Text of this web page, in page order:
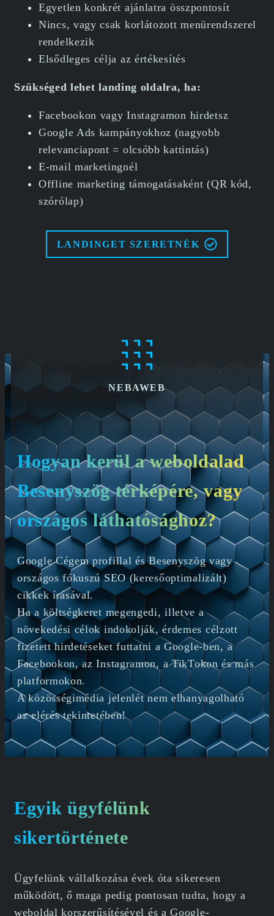
Egyetlen konkrét ajánlatra összpontosít
Nincs, vagy csak korlátozott menürendszerel
rendelkezik
Elsődleges célja az értékesítés
Szükséged lehet landing oldalra, ha:
Facebookon vagy Instagramon hirdetsz
Google Ads kampányokhoz (nagyobb
relevanciapont = olcsóbb kattintás)
E-mail marketingnél
Offline marketing támogatásaként (QR kód,
szórólap)
LANDINGET SZERETNÉK
NEBAWEB
Hogyan kerül a weboldalad
Besenyszög térképére, vagy
országos láthatósághoz?
Google Cégem profillal és Besenyszög vagy
országos fókuszú SEO (keresőoptimalizált)
cikkek írásával.
Ha a költségkeret megengedi, illetve a
növekedési célok indokolják, érdemes célzott
fizetett hirdetéseket futtatni a Google-ben, a
Facebookon, az Instagramon, a TikTokon és más
platformokon.
A közösségimédia jelenlét nem elhanyagolható
az elérés tekintetében!
Egyik ügyfélünk
sikertörténete
Ügyfelünk vállalkozása évek óta sikeresen
működött, ő maga pedig pontosan tudta, hogy a
weboldal korszerűsítésével és a Google-